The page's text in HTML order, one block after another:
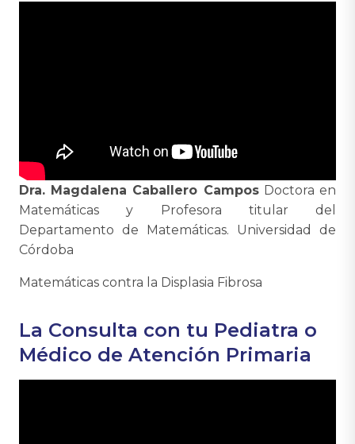
Dra. Magdalena Caballero CamposDoctora en
Matemáticas y Profesora titular del
Departamento de Matemáticas. Universidad de
Córdoba
Matemáticas contra la Displasia Fibrosa
La Consulta con tu Pediatra o
Médico de Atención Primaria